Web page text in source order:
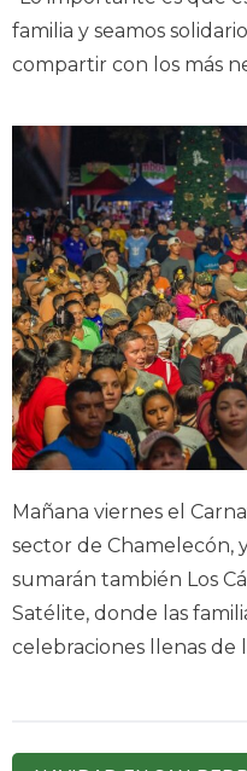
familia y seamos
compartir con los más
Mañana viernes el
sector de Chamelecón,
sumarán también Los
Satélite, donde las
celebraciones llenas de